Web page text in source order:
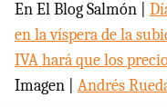
En El Blog Salmón |
en la víspera de la
IVAhará que los
Imagen | Andrés